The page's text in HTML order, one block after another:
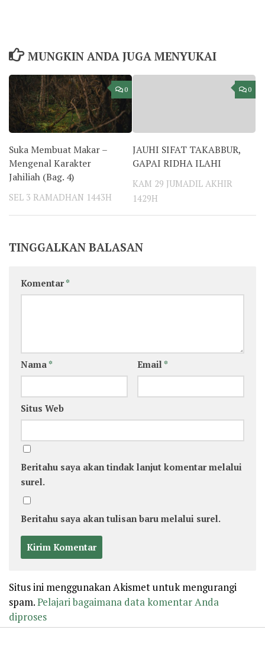
MUNGKIN ANDA JUGA MENYUKAI
0
Suka Membuat Makar –
Mengenal Karakter
Jahiliah (Bag. 4)
SEL 3 RAMADHAN 1443H
0
JAUHI SIFAT TAKABBUR,
GAPAI RIDHA ILAHI
KAM 29 JUMADIL AKHIR
1429H
TINGGALKAN BALASAN
Komentar*
Nama * Email *
Situs Web
Beritahu saya akan tindak lanjut komentar melalui
surel.
Beritahu saya akan tulisan baru melalui surel.
Situs ini menggunakan Akismet untuk mengurangi
spam.Pelajari bagaimana data komentar Anda
diproses